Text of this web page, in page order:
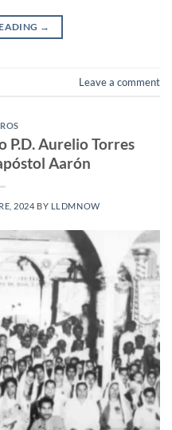
→
Leave a comment
P.D. Aurelio Torres
Aarón
2024 BY LLDMNOW